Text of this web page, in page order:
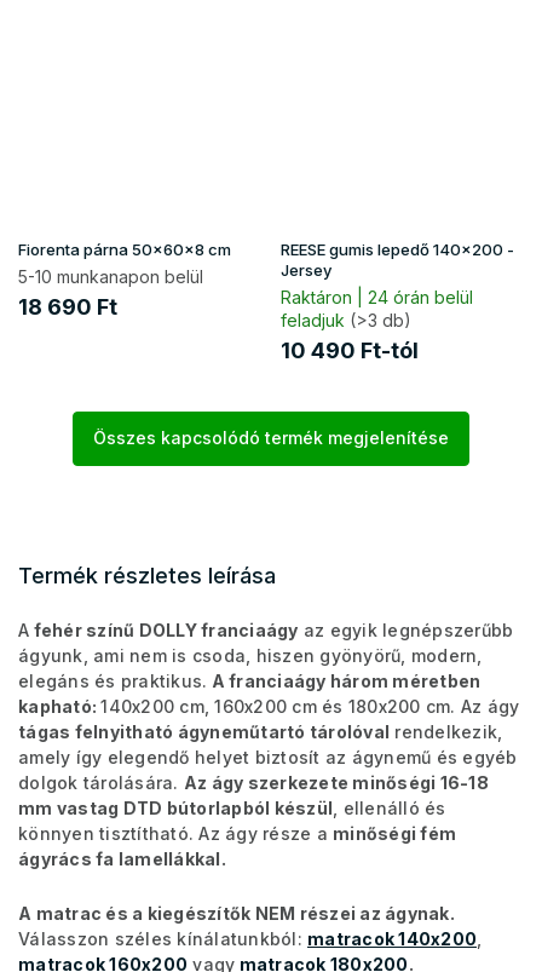
Fiorenta párna 50x60x8 cm
5-10 munkanapon belül
18 690 Ft
REESE gumis lepedő 140x200 -
Jersey
Raktáron | 24 órán belül
feladjuk (>3 db)
10 490 Ft-tól
Összes kapcsolódó termék megjelenítése
Termék részletes leírása
A fehér színű DOLLY franciaágy az egyik legnépszerűbb
ágyunk, ami nem is csoda, hiszen gyönyörű, modern,
elegáns és praktikus. A franciaágy három méretben
kapható:140x200 cm, 160x200 cm és 180x200 cm. Az ágy
tágas felnyitható ágyneműtartó tárolóval rendelkezik,
amely így elegendő helyet biztosít az ágynemű és egyéb
dolgok tárolására. Az ágy szerkezete minőségi 16-18
mm vastag DTD bútorlapból készül , ellenálló és
könnyen tisztítható. Az ágy része a minőségi fém
ágyrács fa lamellákkal.
A matrac és a kiegészítők NEM részei az ágynak.
Válasszon széles kínálatunkból: matracok 140x200
matracok 160x200 vagy matracok 180x200.